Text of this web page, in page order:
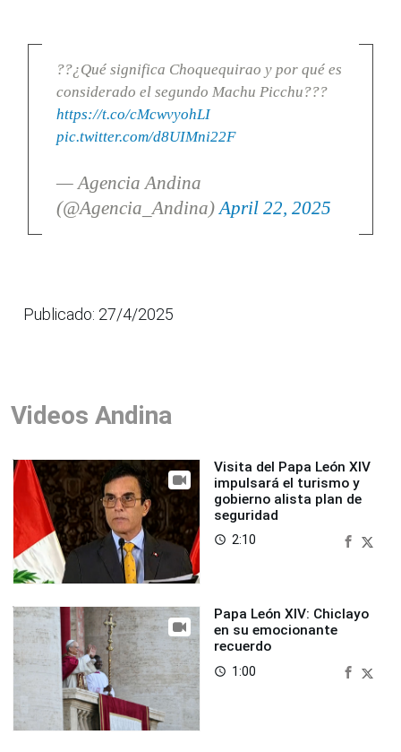
??¿Qué significa Choquequirao y por qué es
considerado el segundo Machu Picchu???
https://t.co/cMcwvyohLI
pic.twitter.com/d8UIMni22F
— Agencia Andina
(@Agencia_Andina)April 22, 2025
Publicado: 27/4/2025
Videos Andina
Visita del Papa León XIV
impulsará el turismo y
gobierno alista plan de
seguridad
access_time 2:10
Papa León XIV: Chiclayo
en su emocionante
recuerdo
access_time 1:00